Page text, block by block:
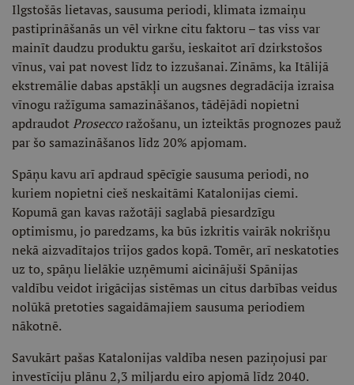
Ilgstošās lietavas, sausuma periodi, klimata izmaiņu
pastiprināšanās un vēl virkne citu faktoru – tas viss var
mainīt daudzu produktu garšu, ieskaitot arī dzirkstošos
vīnus, vai pat novest līdz to izzušanai. Zināms, ka Itālijā
ekstremālie dabas apstākļi un augsnes degradācija izraisa
vīnogu ražīguma samazināšanos, tādējādi nopietni
apdraudotProseccoražošanu, un izteiktās prognozes pauž
par šo samazināšanos līdz 20% apjomam.
Spāņu kavu arī apdraud spēcīgie sausuma periodi, no
kuriem nopietni cieš neskaitāmi Katalonijas ciemi.
Kopumā gan kavas ražotāji saglabā piesardzīgu
optimismu, jo paredzams, ka būs izkritis vairāk nokrišņu
nekā aizvadītajos trijos gados kopā. Tomēr, arī neskatoties
uz to, spāņu lielākie uzņēmumi aicinājuši Spānijas
valdību veidot irigācijas sistēmas un citus darbības veidus
nolūkā pretoties sagaidāmajiem sausuma periodiem
nākotnē.
Savukārt pašas Katalonijas valdība nesen paziņojusi par
investīciju plānu 2,3 miljardu eiro apjomā līdz 2040.